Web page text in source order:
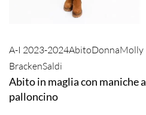
A-I 2023-2024AbitoDonnaMolly
BrackenSaldi
Abito in maglia con maniche a
palloncino